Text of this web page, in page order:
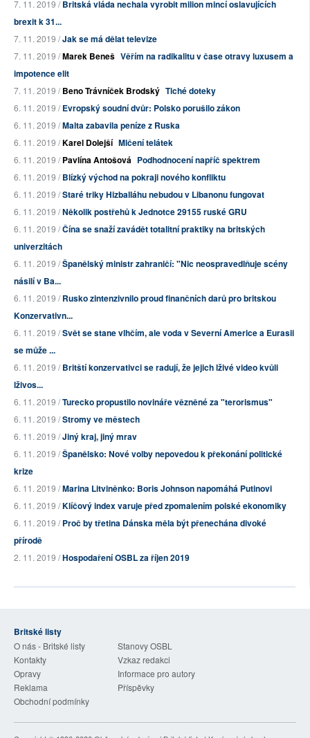
7. 11. 2019 /Britská vláda nechala vyrobit milion mincí oslavujících
brexit k 31...
7. 11. 2019 /Jak se má dělat televize
7. 11. 2019 /Marek Beneš Věřím na radikalitu v čase otravy luxusem a
impotence elit
7. 11. 2019 /Beno Trávníček Brodský Tiché doteky
6. 11. 2019 /Evropský soudní dvůr: Polsko porušilo zákon
6. 11. 2019 /Malta zabavila peníze z Ruska
6. 11. 2019 /Karel Dolejší Mlčení telátek
6. 11. 2019 /Pavlína Antošová Podhodnocení napříč spektrem
6. 11. 2019 /Blízký východ na pokraji nového konfliktu
6. 11. 2019 /Staré triky Hizballáhu nebudou v Libanonu fungovat
6. 11. 2019 /Několik postřehů k Jednotce 29155 ruské GRU
6. 11. 2019 /Čína se snaží zavádět totalitní praktiky na britských
univerzitách
6. 11. 2019 /Španělský ministr zahraničí: "Nic neospravedlňuje scény
násilí v Ba...
6. 11. 2019 /Rusko zintenzivnilo proud finančních darů pro britskou
Konzervativn...
6. 11. 2019 /Svět se stane vlhčím, ale voda v Severní Americe a Eurasii
se může ...
6. 11. 2019 /Britští konzervativci se radují, že jejich lživé video kvůli
lživos...
6. 11. 2019 /Turecko propustilo novináře vězněné za "terorismus"
6. 11. 2019 /Stromy ve městech
6. 11. 2019 /Jiný kraj, jiný mrav
6. 11. 2019 /Španělsko: Nové volby nepovedou k překonání politické
krize
6. 11. 2019 /Marina Litviněnko: Boris Johnson napomáhá Putinovi
6. 11. 2019 /Klíčový index varuje před zpomalením polské ekonomiky
6. 11. 2019 /Proč by třetina Dánska měla být přenechána divoké
přírodě
2. 11. 2019 /Hospodaření OSBL za říjen 2019
Britské listy
O nás - Britské listy
Stanovy OSBL
Kontakty
Vzkaz redakci
Opravy
Informace pro autory
Reklama
Příspěvky
Obchodní podmínky